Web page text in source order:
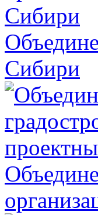
Сибири